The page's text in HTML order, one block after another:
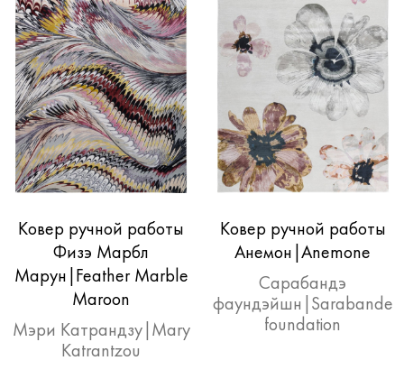
Ковер ручной работы
Физэ Марбл
Марун|Feather Marble
Maroon
Мэри Катрандзу|Mary
Katrantzou
Ковер ручной работы
Анемон|Anemone
Сарабандэ
фаундэйшн|Sarabande
foundation